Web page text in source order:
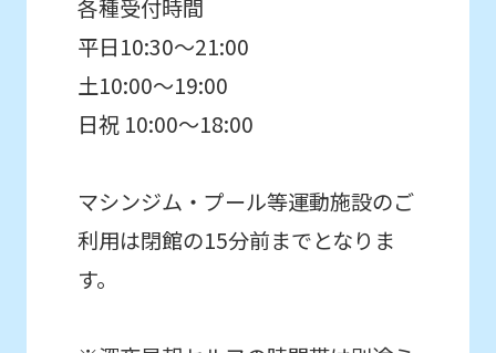
各種受付時間
平日10:30〜21:00
土10:00～19:00
日祝 10:00〜18:00
マシンジム・プール等運動施設のご
利用は閉館の15分前までとなりま
す。